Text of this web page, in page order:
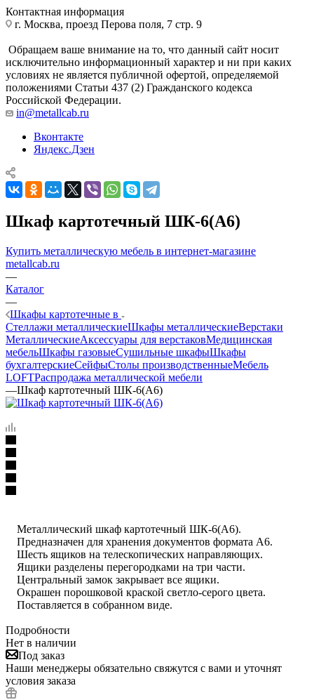
Контактная информация
г. Москва, проезд Перова поля, 7 стр. 9
Обращаем ваше внимание на то, что данный сайт носит
исключительно информационный характер и ни при каких
условиях не является публичной офертой, определяемой
положениями Статьи 437 (2) Гражданского кодекса
Российской Федерации.
in@metallcab.ru
Вконтакте
Яндекс.Дзен
Шкаф картотечный ШК-6(A6)
Купить металлическую мебель в интернет-магазине
metallcab.ru
—
Каталог
—
Шкафы картотечные в
Стеллажи металлическиеШкафы металлическиеВерстаки
МеталлическиеАксессуары для верстаковМедицинская
мебельШкафы газовыеСушильные шкафыШкафы
бухгалтерскиеСейфыСтолы производственныеМебель
LOFTРаспродажа металлической мебели
—Шкаф картотечный ШК-6(A6)
Металлический шкаф картотечный ШК-6(A6).
Предназначен для хранения документов формата А6.
Шесть ящиков на телескопических направляющих.
Ящики разделены перегородками на три части.
Центральный замок закрывает все ящики.
Окрашен порошковой краской светло-серого цвета.
Поставляется в собранном виде.
Подробности
Нет в наличии
Под заказ
Наши менеджеры обязательно свяжутся с вами и уточнят
условия заказа